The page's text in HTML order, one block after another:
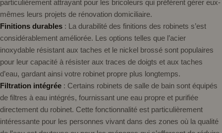
particulièrement attrayant pour les bricoleurs qui préfèrent gérer eux-
mêmes leurs projets de rénovation domiciliaire.
Finitions durables : La durabilité des finitions des robinets s’est
considérablement améliorée. Les options telles que l’acier
inoxydable résistant aux taches et le nickel brossé sont populaires
pour leur capacité à résister aux traces de doigts et aux taches
d’eau, gardant ainsi votre robinet propre plus longtemps.
Filtration intégrée : Certains robinets de salle de bain sont équipés
de filtres à eau intégrés, fournissant une eau propre et purifiée
directement du robinet. Cette fonctionnalité est particulièrement
intéressante pour les personnes vivant dans des zones où la qualité